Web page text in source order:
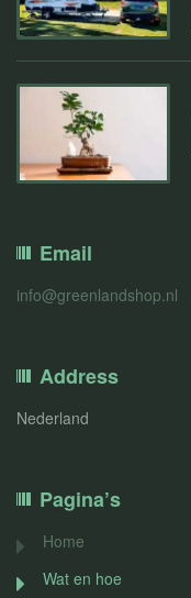
Email
info@greenlandshop.nl
Address
Nederland
Pagina’s
Home
Wat en hoe